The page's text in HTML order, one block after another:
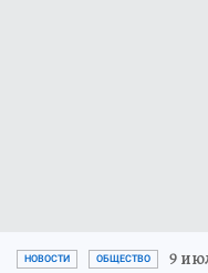
НОВОСТИ ОБЩЕСТВО 9